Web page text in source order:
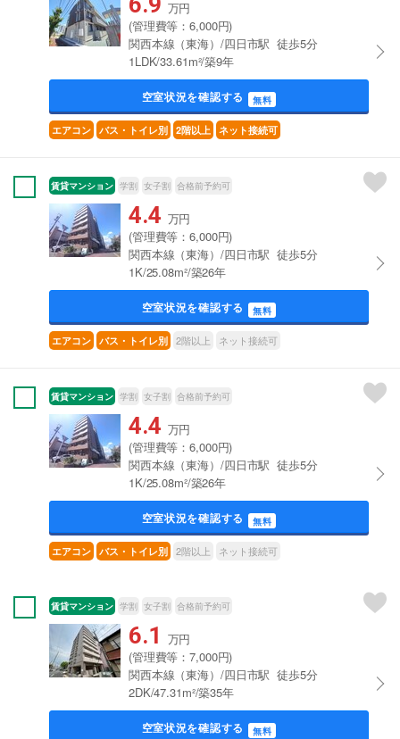
万円
(管理費等：6,000円)
関西本線（東海）/四日市駅 徒歩5分
1LDK/33.61m²/築9年
空室状況を確認する 無料
エアコン バス・トイレ別 2階以上 ネット接続可
賃貸マンション 学割 女子割 合格前予約可
4.4 万円
(管理費等：6,000円)
関西本線（東海）/四日市駅 徒歩5分
1K/25.08m²/築26年
空室状況を確認する 無料
エアコン バス・トイレ別 2階以上 ネット接続可
賃貸マンション 学割 女子割 合格前予約可
4.4 万円
(管理費等：6,000円)
関西本線（東海）/四日市駅 徒歩5分
1K/25.08m²/築26年
空室状況を確認する 無料
エアコン バス・トイレ別 2階以上 ネット接続可
賃貸マンション 学割 女子割 合格前予約可
6.1 万円
(管理費等：7,000円)
関西本線（東海）/四日市駅 徒歩5分
2DK/47.31m²/築35年
空室状況を確認する 無料